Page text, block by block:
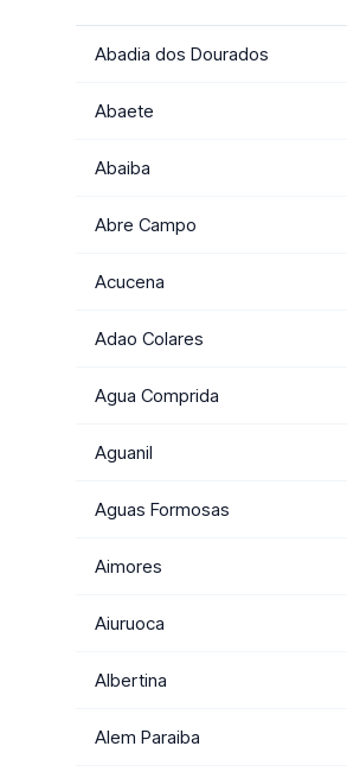
Abadia dos Dourados
Abaete
Abaiba
Abre Campo
Acucena
Adao Colares
Agua Comprida
Aguanil
Aguas Formosas
Aimores
Aiuruoca
Albertina
Alem Paraiba